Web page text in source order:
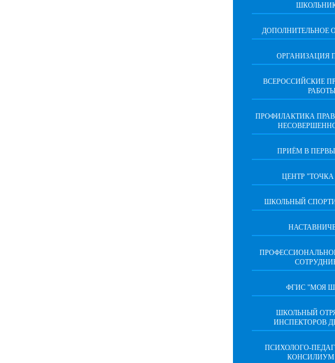
ДОПОЛНИТЕЛЬНОЕ
ОРГАНИЗАЦИЯ
ВСЕРОССИЙСКИЕ
РАБОТЫ
ПРОФИЛАКТИКА
ПРИЁМ В
ЦЕНТР "ТОЧКА
ШКОЛЬНЫЙ
ФГИС "МОЯ
ШКОЛЬНЫЙ
ИНСПЕКТОРОВ
ПСИХОЛОГО-
КОНСИЛИУМ